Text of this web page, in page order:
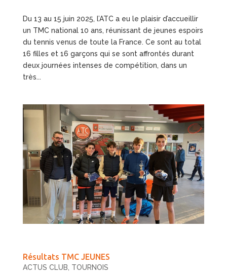
Du 13 au 15 juin 2025, l’ATC a eu le plaisir d’accueillir
un TMC national 10 ans, réunissant de jeunes espoirs
du tennis venus de toute la France. Ce sont au total
16 filles et 16 garçons qui se sont affrontés durant
deux journées intenses de compétition, dans un
très...
Résultats TMC JEUNES
ACTUS CLUB, TOURNOIS